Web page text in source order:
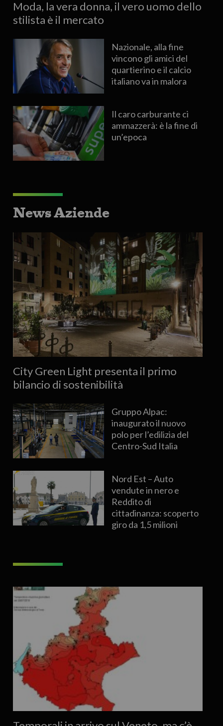
Moda, la vera donna, il vero uomo dello
stilista è il mercato
Nazionale, alla fine
vincono gli amici del
quartierino e il calcio
italiano va in malora
Il caro carburante ci
ammazzerà: è la fine di
un’epoca
News Aziende
City Green Light presenta il primo
bilancio di sostenibilità
Gruppo Alpac:
inaugurato il nuovo
polo per l’edilizia del
Centro-Sud Italia
Nord Est – Auto
vendute in nero e
Reddito di
cittadinanza: scoperto
giro da 1,5 milioni